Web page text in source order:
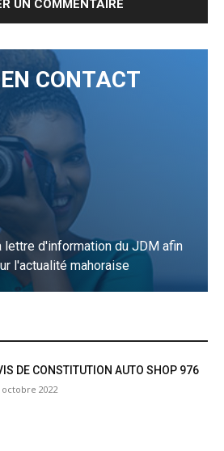
CONTACT
lettre d'information du JDM afin
l'actualité mahoraise
DE CONSTITUTION AUTO SHOP 976
octobre 2022